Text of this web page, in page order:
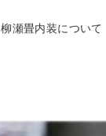
柳瀬畳内装について